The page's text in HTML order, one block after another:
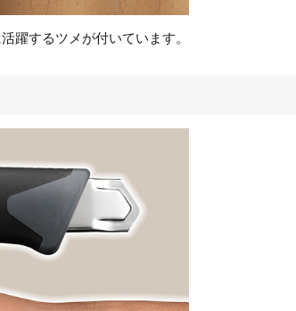
躍するツメが付いています。